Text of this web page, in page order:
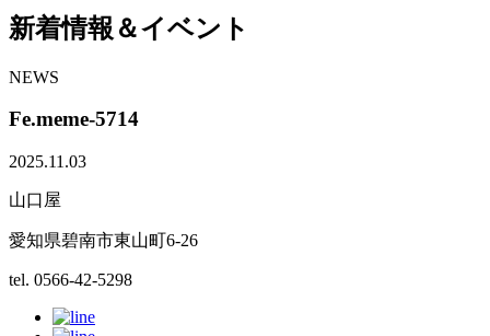
新着情報＆イベント
NEWS
Fe.meme-5714
2025.11.03
山口屋
愛知県碧南市東山町6-26
tel. 0566-42-5298